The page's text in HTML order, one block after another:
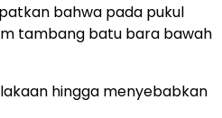
bahwa pada pukul
tambang batu bara bawah
hingga menyebabkan